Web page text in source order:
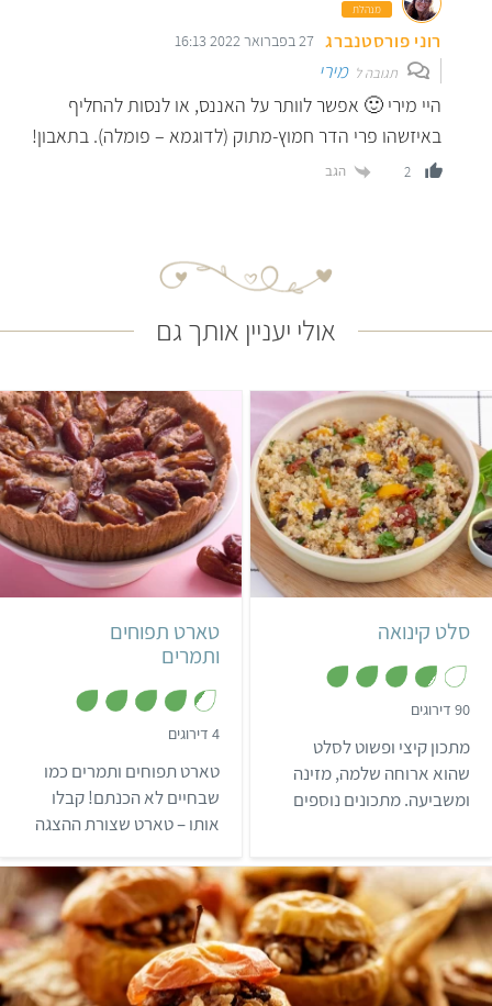
מנהלת
רוני פורסטנברג 27 בפברואר 2022 16:13
תגובה למירי
היי מירי 🙂 אפשר לוותר על האננס, או לנסות להחליף
באיזשהו פרי הדר חמוץ-מתוק (לדוגמא – פומלה). בתאבון!
2 הגב
אולי יעניין אותך גם
קל 50 דקות
סלט קינואה
90 דירוגים
8
מ
ת
ו
מתכון קיצי ופשוט לסלט
שהוא ארוחה שלמה, מזינה
ומשביעה. מתכונים נוספים
בינוני שעה ו-5 דקות
טארט תפוחים
ותמרים
4 דירוגים
3
מ
ת
ו
טארט תפוחים ותמרים כמו
שבחיים לא הכנתם! קבלו
אותו – טארט שצורת ההצגה
כמו טעמו החלומי.